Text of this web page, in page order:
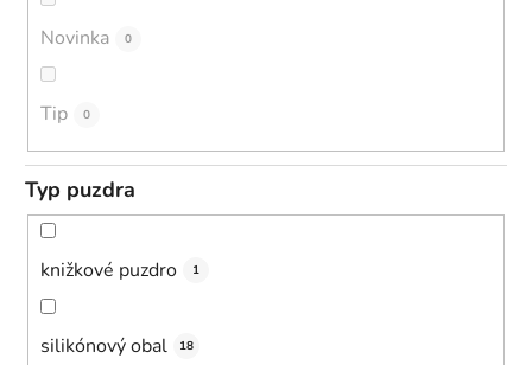
Novinka 0
Tip 0
Typ puzdra
knižkové puzdro 1
silikónový obal 18